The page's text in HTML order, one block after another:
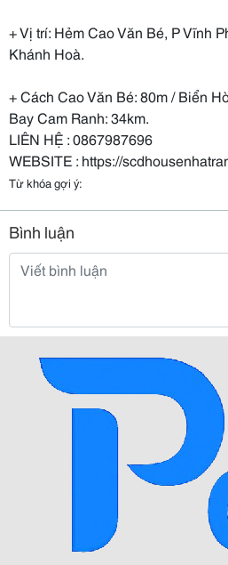
+ Vị trí: Hẻm Cao Văn Bé, P Vĩnh
Khánh Hoà.
+ Cách Cao Văn Bé: 80m / Biển
Bay Cam Ranh: 34km.
LIÊN HỆ : 0867987696
WEBSITE : https://
Từ khóa gợi ý:
Bình luận